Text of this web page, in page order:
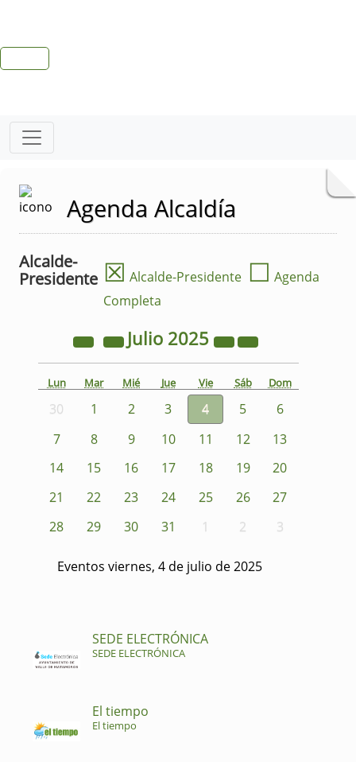
Agenda Alcaldía
Alcalde-
Presidente ☒ Alcalde-Presidente ☐ Agenda
Completa
Julio 2025
Lun Mar Mié Jue Vie Sáb Dom
30 1 2 3 4 5
6
7
8 9 10 11 12
13
14
15 16 17 18 19
20
21
22 23 24 25 26
27
28
29 30 31 1 2 3
Eventos viernes, 4 de julio de 2025
SEDE ELECTRÓNICA
SEDE ELECTRÓNICA
El tiempo
El tiempo